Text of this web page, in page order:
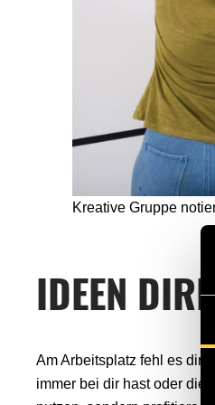
Kreative Gruppe
IDEEN
Am Arbeitsplatz fehl es dir
immer bei dir hast oder die